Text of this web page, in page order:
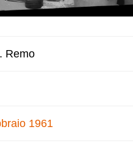
Remo
1961